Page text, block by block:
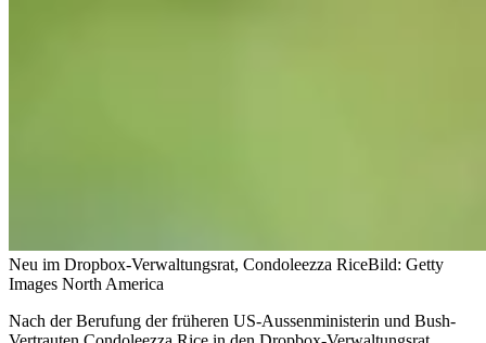
Neu im Dropbox-Verwaltungsrat, Condoleezza RiceBild: Getty
Images North America
Nach der Berufung der früheren US-Aussenministerin und Bush-